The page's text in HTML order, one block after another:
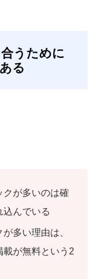
うために
る
クが多いのは確
込んでいる
多い理由は、
載が無料という2